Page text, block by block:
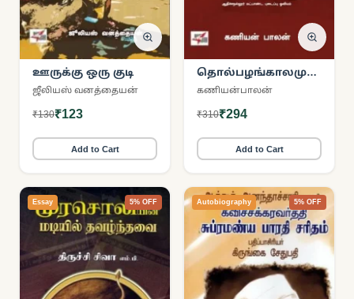
ஊருக்கு ஒரு குடி
ஜீலியஸ் வனத்தையன்
₹130₹123
Add to Cart
தொல்பழங்காலமும்
தமிழக நகர
கணியன்பாலன்
₹310₹294
Add to Cart
Essay 5% OFF Autobiography 5% OFF